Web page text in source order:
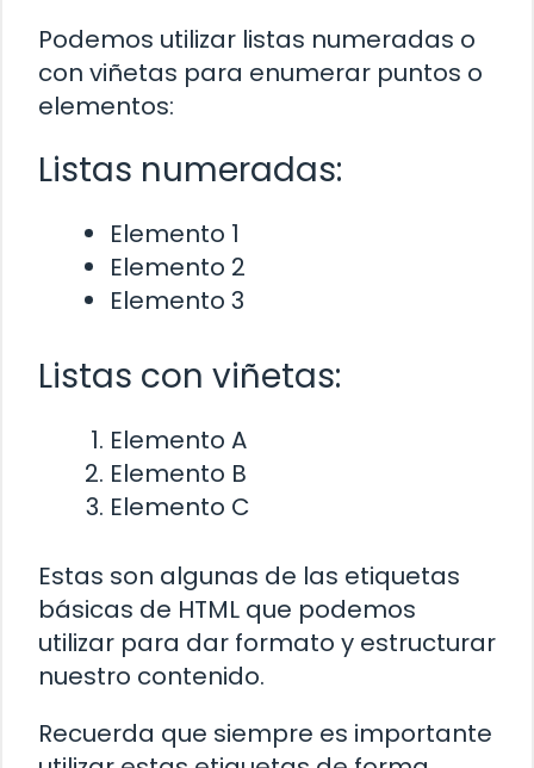
Podemos utilizar listas numeradas o
con viñetas para enumerar puntos o
elementos:
Listas numeradas:
Elemento 1
Elemento 2
Elemento 3
Listas con viñetas:
Elemento A
Elemento B
Elemento C
Estas son algunas de las etiquetas
básicas de HTML que podemos
utilizar para dar formato y estructurar
nuestro contenido.
Recuerda que siempre es importante